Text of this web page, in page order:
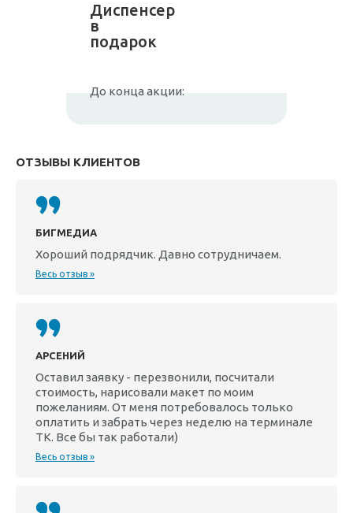
Диспенсер
в
подарок
До конца акции:
ОТЗЫВЫ КЛИЕНТОВ
БИГМЕДИА
Хороший подрядчик. Давно сотрудничаем.
Весь отзыв »
АРСЕНИЙ
Оставил заявку - перезвонили, посчитали
стоимость, нарисовали макет по моим
пожеланиям. От меня потребовалось только
оплатить и забрать через неделю на терминале
ТК. Все бы так работали)
Весь отзыв »